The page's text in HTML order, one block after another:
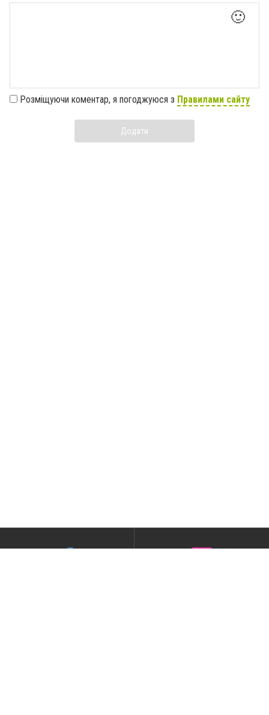
🙂
Розміщуючи коментар, я погоджуюся з Правилами сайту
Додати